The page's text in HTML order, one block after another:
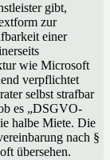
gibt,
zur
einer
wie Microsoft
verpflichtet
selbst strafbar
es „DSGVO-
halbe Miete. Die
nach §
übersehen.